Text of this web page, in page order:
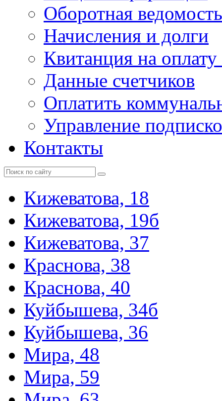
Оборотная ведомость
Начисления и долги
Квитанция на
Данные счетчиков
Оплатить
Управление
Контакты
Кижеватова, 18
Кижеватова, 19б
Кижеватова, 37
Краснова, 38
Краснова, 40
Куйбышева, 34б
Куйбышева, 36
Мира, 48
Мира, 59